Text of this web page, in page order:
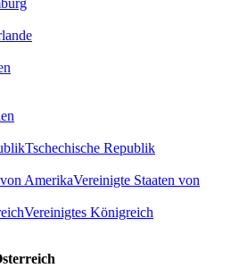
Tschechische Republik
Vereinigte Staaten von
Vereinigtes Königreich